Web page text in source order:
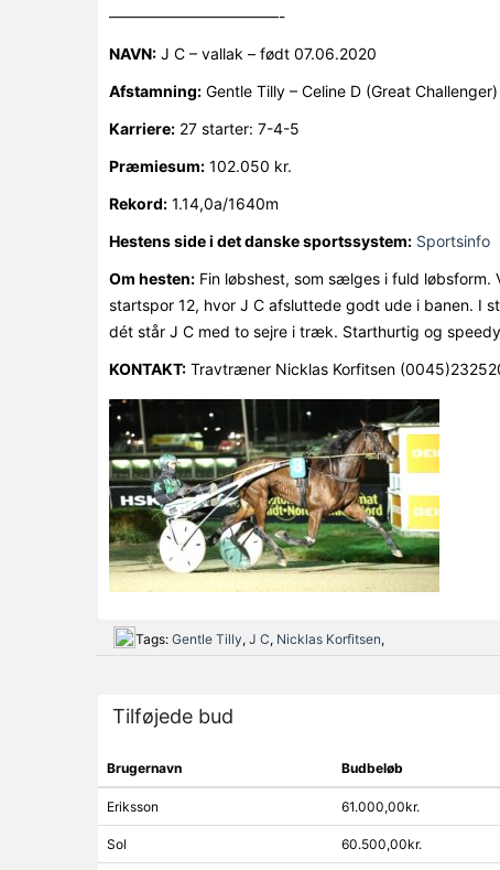
———————————-
NAVN:J C – vallak – født 07.06.2020
Afstamning:Gentle Tilly – Celine D (Great Challenger)
Karriere:27 starter: 7-4-5
Præmiesum:102.050 kr.
Rekord:1.14,0a/1640m
Hestens side i det danske sportssystem: Sportsinfo
Om hesten:Fin løbshest, som sælges i fuld løbsform.
startspor 12, hvor J C afsluttede godt ude i banen. I
dét står J C med to sejre i træk. Starthurtig og
KONTAKT:Travtræner Nicklas Korfitsen
Tags: Gentle Tilly, J C, Nicklas Korfitsen,
Tilføjede bud
Brugernavn Budbeløb
Eriksson 61.000,00kr.
Sol 60.500,00kr.